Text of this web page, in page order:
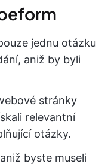
jednu otázku
aniž by byli
stránky
relevantní
otázky.
byste museli